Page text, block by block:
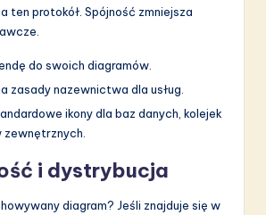
ten protokół. Spójność zmniejsza
do swoich diagramów.
zasady nazewnictwa dla usług.
ikony dla baz danych, kolejek
i dystrybucja
diagram? Jeśli znajduje się w